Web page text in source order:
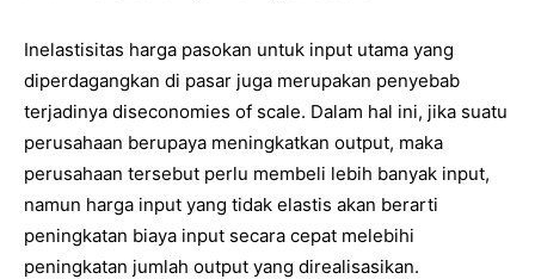
Inelastisitas harga pasokan untuk input utama yang
diperdagangkan di pasar juga merupakan penyebab
terjadinya diseconomies of scale. Dalam hal ini, jika suatu
perusahaan berupaya meningkatkan output, maka
perusahaan tersebut perlu membeli lebih banyak input,
namun harga input yang tidak elastis akan berarti
peningkatan biaya input secara cepat melebihi
peningkatan jumlah output yang direalisasikan.